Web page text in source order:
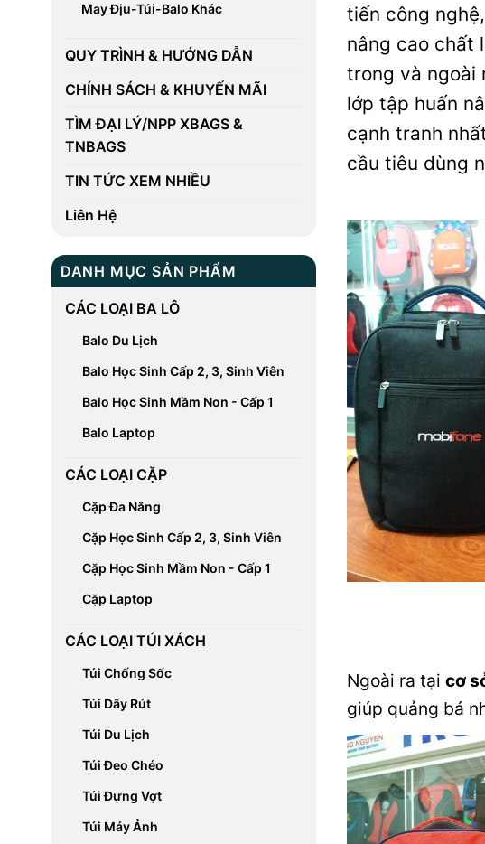
May Địu-Túi-Balo Khác
QUY TRÌNH & HƯỚNG DẪN
CHÍNH SÁCH & KHUYẾN MÃI
TÌM ĐẠI LÝ/NPP XBAGS &
TNBAGS
TIN TỨC XEM NHIỀU
Liên Hệ
DANH MỤC SẢN PHẨM
CÁC LOẠI BA LÔ
Balo Du Lịch
Balo Học Sinh Cấp 2, 3, Sinh Viên
Balo Học Sinh Mầm Non - Cấp 1
Balo Laptop
CÁC LOẠI CẶP
Cặp Đa Năng
Cặp Học Sinh Cấp 2, 3, Sinh Viên
Cặp Học Sinh Mầm Non - Cấp 1
Cặp Laptop
CÁC LOẠI TÚI XÁCH
Túi Chống Sốc
Túi Dây Rút
Túi Du Lịch
Túi Đeo Chéo
Túi Đựng Vợt
Túi Máy Ảnh
tiến công
nâng cao chất
trong và ngoài
lớp tập huấn
cạnh tranh
cầu tiêu dùng
Ngoài ra tạicơ
giúp quảng bá